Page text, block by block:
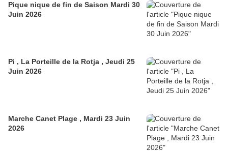
Pique nique de fin de Saison Mardi 30
Juin 2026
Pi , La Porteille de la Rotja , Jeudi 25
Juin 2026
Marche Canet Plage , Mardi 23 Juin
2026